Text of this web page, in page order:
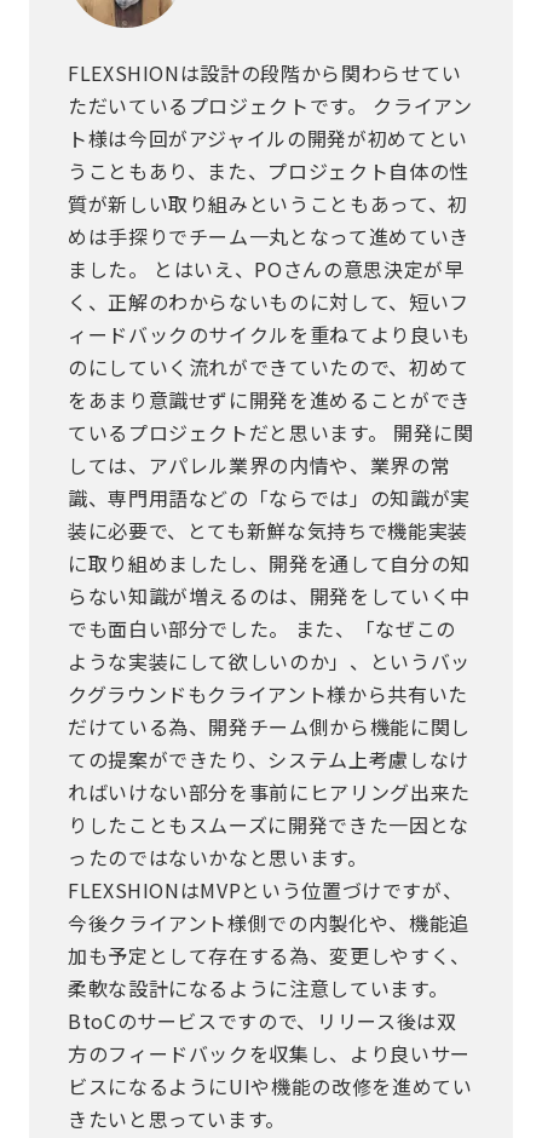
FLEXSHIONは設計の段階から関わらせてい
ただいているプロジェクトです。 クライアン
ト様は今回がアジャイルの開発が初めてとい
うこともあり、また、プロジェクト自体の性
質が新しい取り組みということもあって、初
めは手探りでチーム一丸となって進めていき
ました。 とはいえ、POさんの意思決定が早
く、正解のわからないものに対して、短いフ
ィードバックのサイクルを重ねてより良いも
のにしていく流れができていたので、初めて
をあまり意識せずに開発を進めることができ
ているプロジェクトだと思います。 開発に関
しては、アパレル業界の内情や、業界の常
識、専門用語などの「ならでは」の知識が実
装に必要で、とても新鮮な気持ちで機能実装
に取り組めましたし、開発を通して自分の知
らない知識が増えるのは、開発をしていく中
でも面白い部分でした。 また、「なぜこの
ような実装にして欲しいのか」、というバッ
クグラウンドもクライアント様から共有いた
だけている為、開発チーム側から機能に関し
ての提案ができたり、システム上考慮しなけ
ればいけない部分を事前にヒアリング出来た
りしたこともスムーズに開発できた一因とな
ったのではないかなと思います。
FLEXSHIONはMVPという位置づけですが、
今後クライアント様側での内製化や、機能追
加も予定として存在する為、変更しやすく、
柔軟な設計になるように注意しています。
BtoCのサービスですので、リリース後は双
方のフィードバックを収集し、より良いサー
ビスになるようにUIや機能の改修を進めてい
きたいと思っています。